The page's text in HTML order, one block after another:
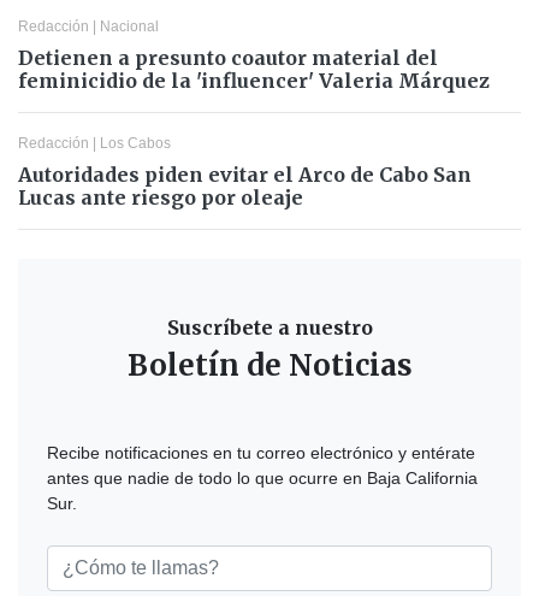
Redacción Nacional
Detienen a presunto coautor material del
feminicidio de la 'influencer' Valeria Márquez
Redacción Los Cabos
Autoridades piden evitar el Arco de Cabo San
Lucas ante riesgo por oleaje
Suscríbete a nuestro
Boletín de Noticias
Recibe notificaciones en tu correo electrónico y entérate
antes que nadie de todo lo que ocurre en Baja California
Sur.